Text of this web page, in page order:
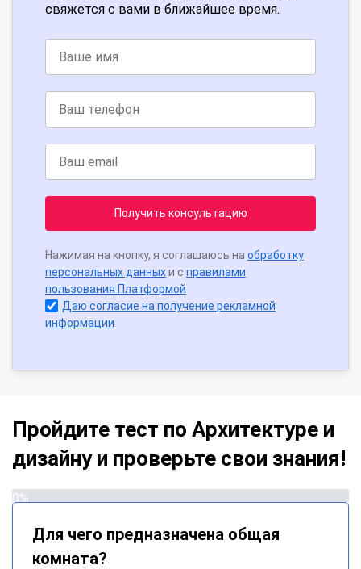
свяжется с вами в ближайшее время.
Получить консультацию
Нажимая на кнопку, я соглашаюсь на обработку
персональных данныхи с правилами
пользования Платформой
Даю согласие на получение рекламной
информации
Пройдите тест по Архитектуре и
дизайну и проверьте свои знания!
0%
Для чего предназначена общая
комната?